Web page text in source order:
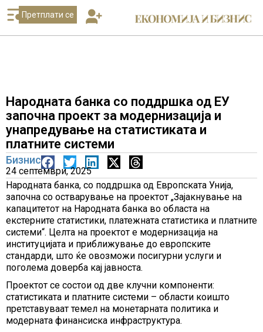
Претплати се
Народната банка со поддршка од ЕУ
започна проект за модернизација и
унапредување на статистиката и
платните системи
Бизнис
24 септември, 2025
Народната банка, со поддршка од Европската Унија,
започна со остварување на проектот „Зајакнување на
капацитетот на Народната банка во областа на
екстерните статистики, платежната статистика и платните
системи“. Целта на проектот е модернизација на
институцијата и приближување до европските
стандарди, што ќе овозможи посигурни услуги и
поголема доверба кај јавноста.
Проектот се состои од две клучни компоненти:
статистиката и платните системи – области коишто
претставуваат темел на монетарната политика и
модерната финансиска инфраструктура.